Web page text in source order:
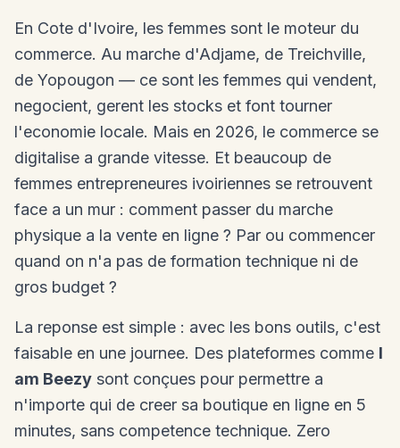
En Cote d'Ivoire, les femmes sont le moteur du
commerce. Au marche d'Adjame, de Treichville,
de Yopougon — ce sont les femmes qui vendent,
negocient, gerent les stocks et font tourner
l'economie locale. Mais en 2026, le commerce se
digitalise a grande vitesse. Et beaucoup de
femmes entrepreneures ivoiriennes se retrouvent
face a un mur : comment passer du marche
physique a la vente en ligne ? Par ou commencer
quand on n'a pas de formation technique ni de
gros budget ?
La reponse est simple : avec les bons outils, c'est
faisable en une journee. Des plateformes comme I
am Beezy sont conçues pour permettre a
n'importe qui de creer sa boutique en ligne en 5
minutes, sans competence technique. Zero